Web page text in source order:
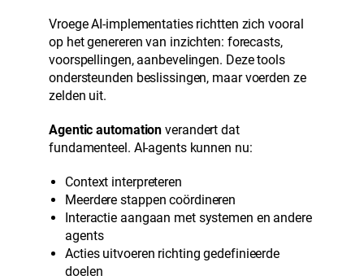
Vroege AI-implementaties richtten zich vooral
op het genereren van inzichten: forecasts,
voorspellingen, aanbevelingen. Deze tools
ondersteunden beslissingen, maar voerden ze
zelden uit.
Agentic automation verandert dat
fundamenteel. AI-agents kunnen nu:
Context interpreteren
Meerdere stappen coördineren
Interactie aangaan met systemen en andere
agents
Acties uitvoeren richting gedefinieerde
doelen